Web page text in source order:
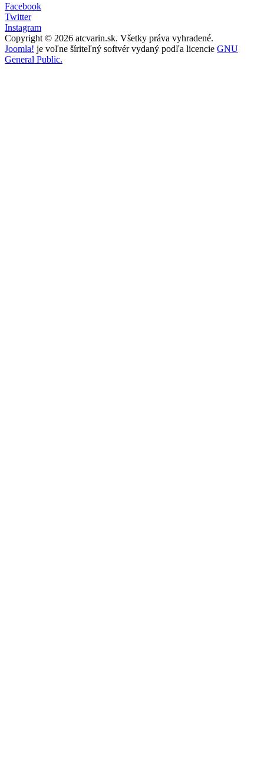
Facebook
Twitter
Instagram
Copyright © 2026 atcvarin.sk. Všetky práva vyhradené.
Joomla! je voľne šíriteľný softvér vydaný podľa licencie GNU
General Public.